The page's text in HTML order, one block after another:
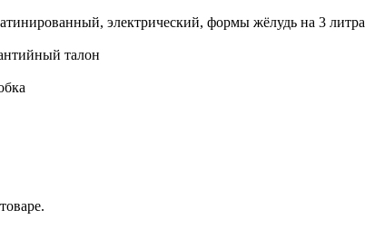
электрический, формы жёлудь на 3 литра
талон